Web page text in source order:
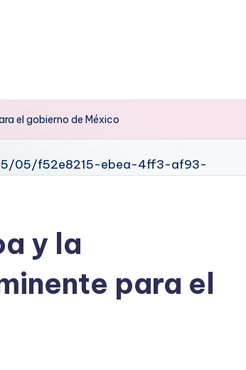
el gobierno de México
y la
para el